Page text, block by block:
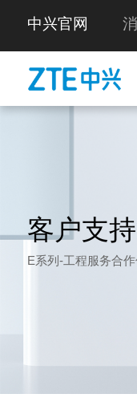
中兴官网
客户支
E系列-工程服务合